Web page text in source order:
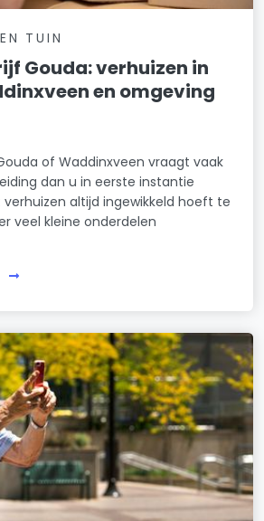
TUIN
Gouda: verhuizen in
en omgeving
of Waddinxveen vraagt vaak
dan u in eerste instantie
altijd ingewikkeld hoeft te
veel kleine onderdelen